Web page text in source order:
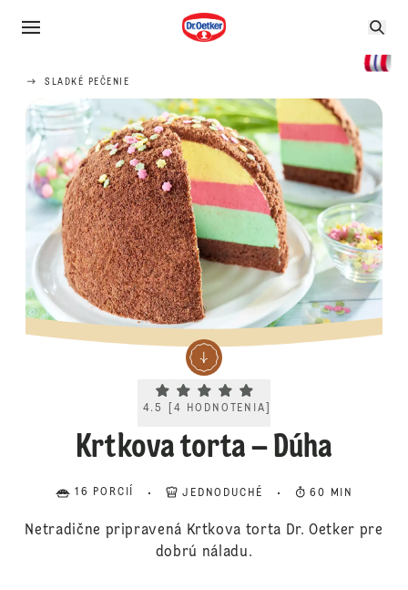
SLADKÉ PEČENIE
Current rating 4.5. Click to rate.
4.5 4 HODNOTENIA
Krtkova torta – Dúha
16 PORCIÍ JEDNODUCHÉ 60 MIN
Netradične pripravená Krtkova torta Dr. Oetker pre
dobrú náladu.